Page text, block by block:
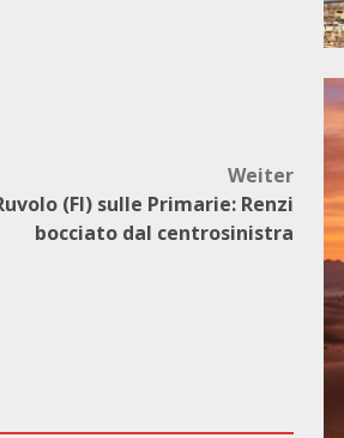
Weiter
(FI) sulle Primarie: Renzi
bocciato dal centrosinistra